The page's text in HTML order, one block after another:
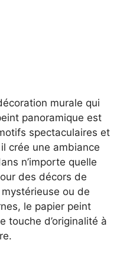
murale qui
panoramique est
spectaculaires et
crée une ambiance
n’importe quelle
des décors de
ou de
le papier peint
touche d’originalité à